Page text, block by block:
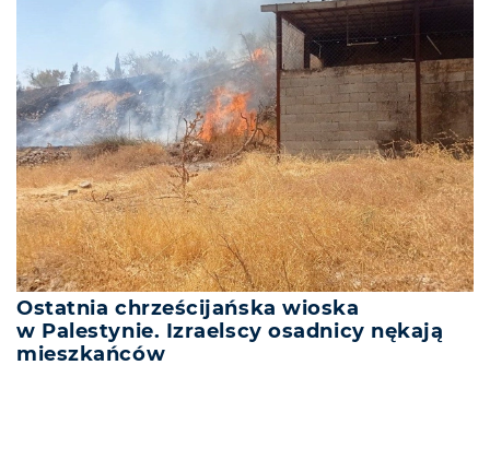
Ostatnia chrześcijańska wioska
w Palestynie. Izraelscy osadnicy nękają
mieszkańców